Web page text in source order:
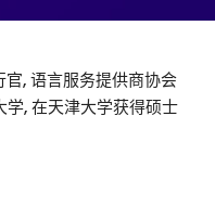
, 语言服务提供商协会
, 在天津大学获得硕士